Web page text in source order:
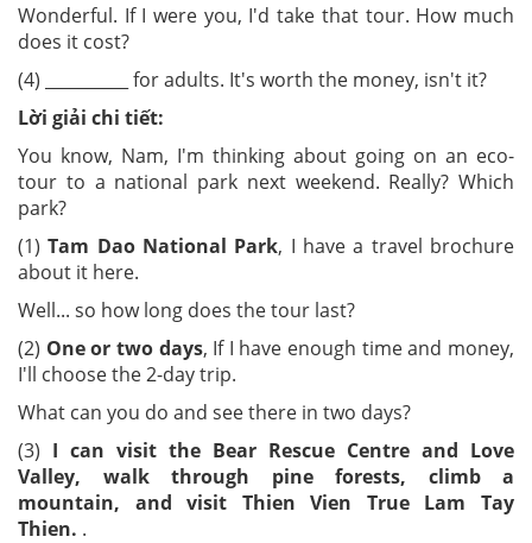
Wonderful. If I were you, I'd take that tour. How much
does it cost?
(4) __________ for adults. It's worth the money, isn't it?
Lời giải chi tiết:
You know, Nam, I'm thinking about going on an eco-
tour to a national park next weekend. Really? Which
park?
(1)Tam Dao National Park, I have a travel brochure
about it here.
Well... so how long does the tour last?
(2) One or two days, If I have enough time and money,
I'll choose the 2-day trip.
What can you do and see there in two days?
(3) I can visit the Bear Rescue Centre and Love
Valley, walk through pine forests, climb a
mountain, and visit Thien Vien True Lam Tay
Thien. .